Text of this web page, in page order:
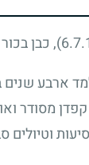
, כבן
ארבע שנים
מסודר